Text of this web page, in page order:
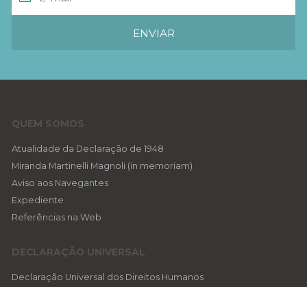
QUEM SOMOS
Atualidade da Declaração de 1948
Miranda Martinelli Magnoli (in memoriam)
Aviso aos Navegantes
Expediente
Referências na Web
DECLARAÇÃO UNIVERSAL
Declaração Universal dos Direitos Humanos